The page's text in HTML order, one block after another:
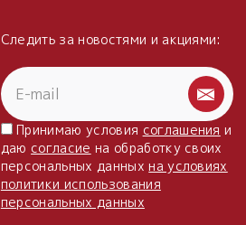
Следить за новостями и акциями:
Принимаю условия соглашения и
даю согласие на обработку своих
персональных данныхна условиях
политики использования
персональных данных